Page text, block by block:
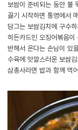
보쌈이 준비되는 동안 불
끓기 시작하면 통영에서
담그는 보쌈김치에 구수
히든카드인 오징어볶음이
반해서 온다는 손님이 있
수육에 맛깔스러운 보쌈
삼총사라면 밥과 함께 먹